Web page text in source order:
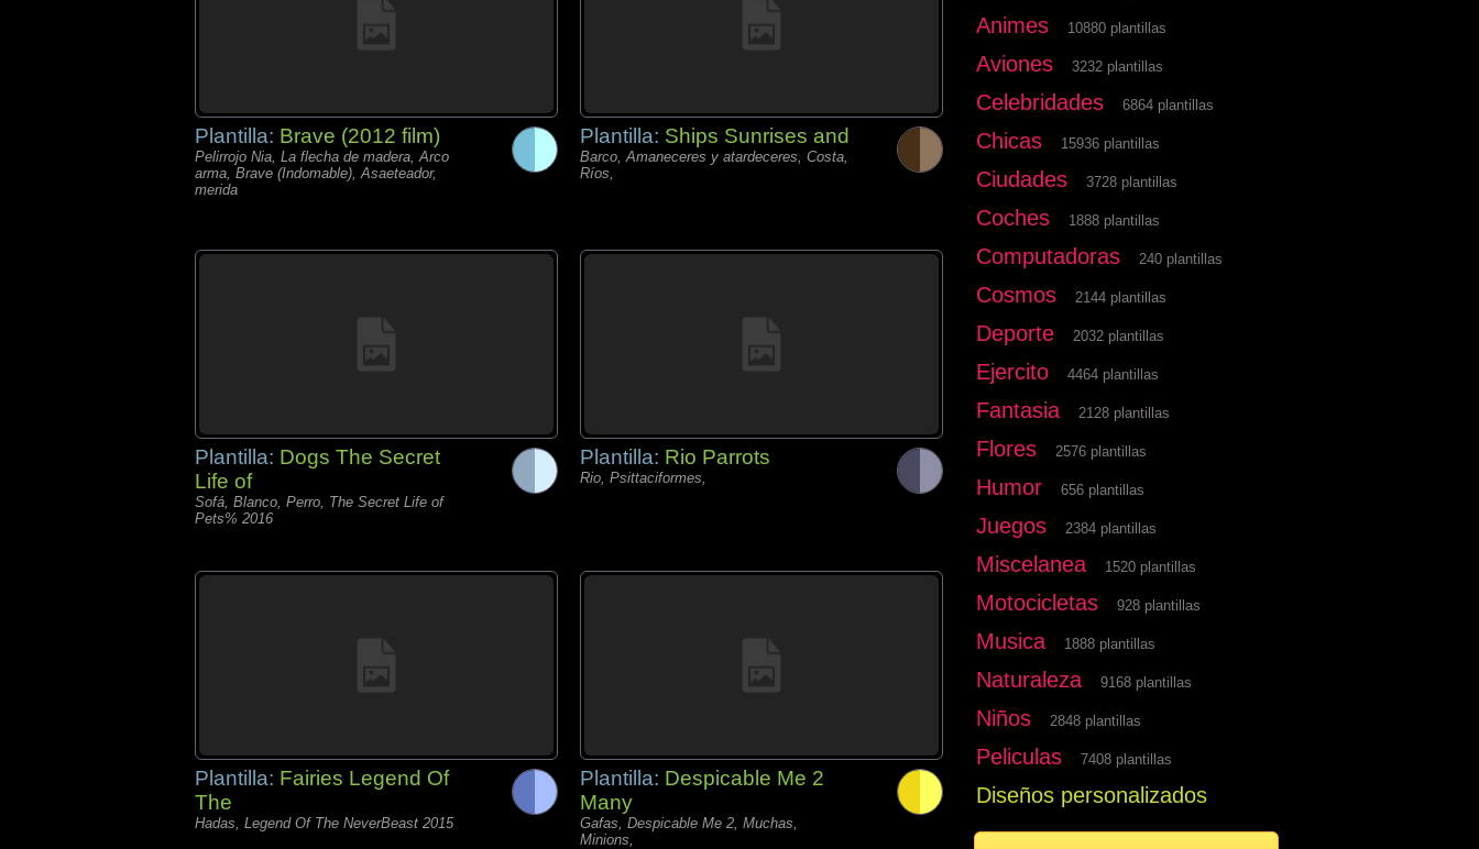
Plantilla: Brave (2012 film)
Pelirrojo Nia, La flecha de madera, Arco
arma, Brave (Indomable), Asaeteador,
merida
Plantilla: Ships Sunrises and
Barco, Amaneceres y atardeceres, Costa,
Ríos,
Plantilla: Dogs The Secret
Life of
Sofá, Blanco, Perro, The Secret Life of
Pets% 2016
Plantilla: Rio Parrots
Rio, Psittaciformes,
Plantilla: Fairies Legend Of
The
Hadas, Legend Of The NeverBeast 2015
Plantilla: Despicable Me 2
Many
Gafas, Despicable Me 2, Muchas,
Minions,
Animes 10880 plantillas
Aviones 3232 plantillas
Celebridades 6864 plantillas
Chicas 15936 plantillas
Ciudades 3728 plantillas
Coches 1888 plantillas
Computadoras 240 plantillas
Cosmos 2144 plantillas
Deporte 2032 plantillas
Ejercito 4464 plantillas
Fantasia 2128 plantillas
Flores 2576 plantillas
Humor 656 plantillas
Juegos 2384 plantillas
Miscelanea 1520 plantillas
Motocicletas 928 plantillas
Musica 1888 plantillas
Naturaleza 9168 plantillas
Niños 2848 plantillas
Peliculas 7408 plantillas
Diseños personalizados